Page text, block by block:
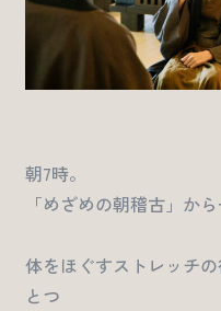
朝7時。
「めざめの朝稽古」か
体をほぐすストレッチ
とつ